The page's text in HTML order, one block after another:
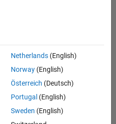
Netherlands(English)
Norway(English)
Österreich (Deutsch)
Portugal (English)
Sweden (English)